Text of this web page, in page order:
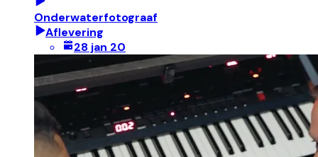
Onderwaterfotograaf
Aflevering
28 jan 20